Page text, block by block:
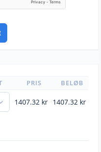
PRIS BELØB
1407.32 kr 1407.32 kr